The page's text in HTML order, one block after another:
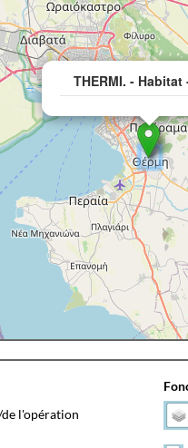
THERMI. - Habitat
l'opération